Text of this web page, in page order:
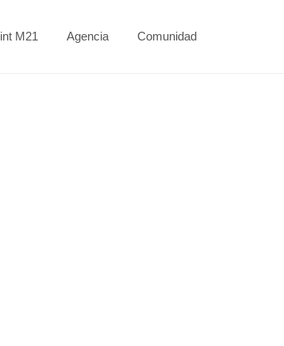
M21 Agencia Comunidad